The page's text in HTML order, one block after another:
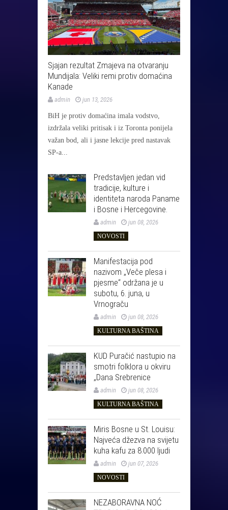
Sjajan rezultat Zmajeva na otvaranju
Mundijala: Veliki remi protiv domaćina
Kanade
admin jun 13, 2026
BiH je protiv domaćina imala vodstvo,
izdržala veliki pritisak i iz Toronta ponijela
važan bod, ali i jasne lekcije pred nastavak
SP-a...
Predstavljen jedan vid
tradicije, kulture i
identiteta naroda Paname
i Bosne i Hercegovine.
admin jun 08, 2026
NOVOSTI
Manifestacija pod
nazivom „Veče plesa i
pjesme“ održana je u
subotu, 6. juna, u
Vrnograču
admin jun 08, 2026
KULTURNA BAŠTINA
KUD Puračić nastupio na
smotri folklora u okviru
„Dana Srebrenice
admin jun 08, 2026
KULTURNA BAŠTINA
Miris Bosne u St. Louisu:
Najveća džezva na svijetu
kuha kafu za 8.000 ljudi
admin jun 07, 2026
NOVOSTI
NEZABORAVNA NOĆ